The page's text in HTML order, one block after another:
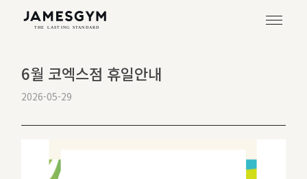
6월 코엑스점 휴일안내
2026-05-29